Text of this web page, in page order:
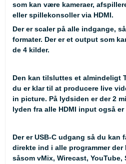
som kan være kameraer,
eller spillekonsoller via HDMI.
Der er scaler på alle indgange,
formater. Der er et output som
de 4 kilder.
Den kan tilsluttes et almindeligt
du er klar til at producere live
in picture. På lydsiden er der 2
lyden fra alle HDMI input også er
Der er USB-C udgang så du
direkte ind i alle programmer
såsom vMix, Wirecast, YouTube,